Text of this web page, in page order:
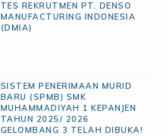
TES REKRUTMEN PT. DENSO
MANUFACTURING INDONESIA
(DMIA)
SISTEM PENERIMAAN MURID
BARU (SPMB) SMK
MUHAMMADIYAH 1 KEPANJEN
TAHUN 2025/ 2026
GELOMBANG 3 TELAH DIBUKA!